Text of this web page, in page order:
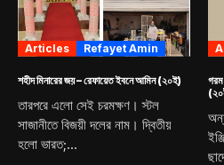
Articles Refayet Amin
শহীদ মিনারের জয় – রেফায়েত ইবনে আমিন (২০ই)
তারপরে এলো সেই চরমক্ষণ। স্টল
সাজানীতে বিজয়ী দলের নাম। দ্বিতীয়
হলো ভারত;...
গরম